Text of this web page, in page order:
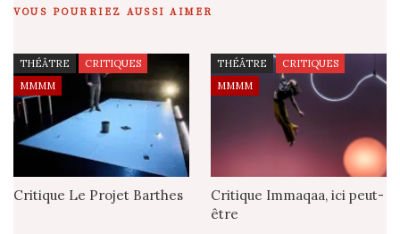
VOUS POURRIEZ AUSSI AIMER
THÉÂTRE
CRITIQUES
MMMM
Critique Le Projet Barthes
THÉÂTRE
CRITIQUES
MMMM
Critique Immaqaa, ici peut-
être